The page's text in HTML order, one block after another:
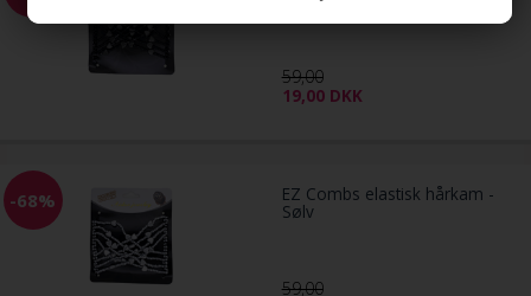
59,00
19,00 DKK
-68% EZ Combs elastisk hårkam -
Sølv
59,00